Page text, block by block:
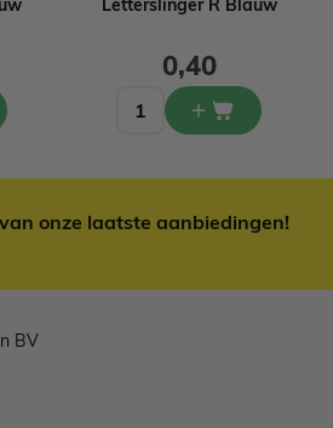
Letterslinger R Blauw
0,40
onze laatste aanbiedingen!
BV